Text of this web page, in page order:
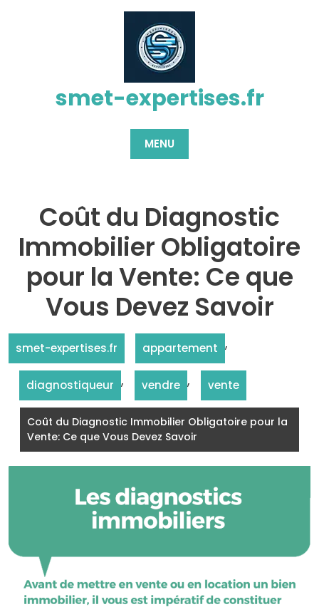
smet-expertises.fr
MENU
Coût du Diagnostic
Immobilier Obligatoire
pour la Vente: Ce que
Vous Devez Savoir
smet-expertises.fr appartement ,
diagnostiqueur , vendre , vente
Coût du Diagnostic Immobilier Obligatoire pour la
Vente: Ce que Vous Devez Savoir